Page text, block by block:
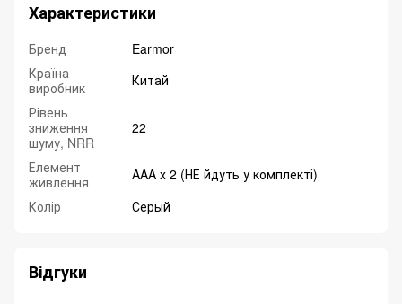
Характеристики
Бренд
Earmor
Країна
виробник
Китай
Рівень
зниження
шуму, NRR
22
Елемент
живлення
AAA х 2 (НЕ йдуть у комплекті)
Колір
Серый
Відгуки